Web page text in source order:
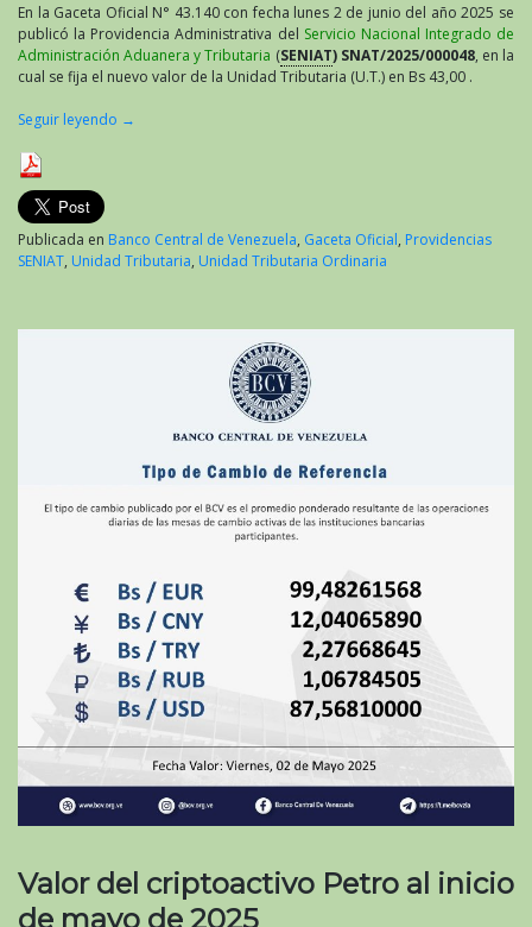
En la Gaceta Oficial N° 43.140 con fecha lunes 2 de junio del año 2025 se
publicó la Providencia Administrativa del Servicio Nacional Integrado de
Administración Aduanera y Tributaria (SENIAT) SNAT/2025/000048, en la
cual se fija el nuevo valor de la Unidad Tributaria (U.T.) en Bs 43,00 .
Seguir leyendo →
Publicada en Banco Central de Venezuela, Gaceta Oficial, Providencias
SENIAT, Unidad Tributaria, Unidad Tributaria Ordinaria
Valor del criptoactivo Petro al inicio
de mayo de 2025